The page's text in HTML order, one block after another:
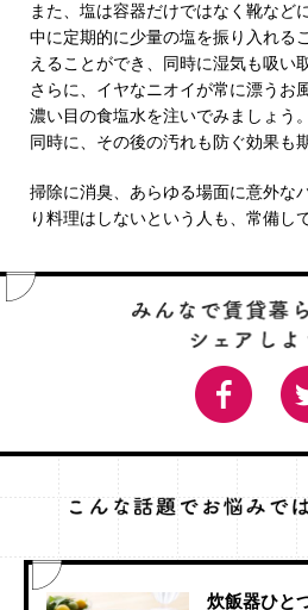
また、塩は容器だけではなく靴など
中に定期的に少量の塩を振り入れる
えることができ、同時に湿気も吸い
さらに、イヤなニオイが常に漂うお
濃い目の食塩水を注いでみましょう
同時に、その後の汚れも防ぐ効果も
掃除に消臭、あらゆる場面に意外な
り料理はしないという人も、常備し
炊飯器ひと